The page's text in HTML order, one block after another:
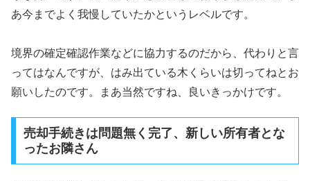
あ今までよく我慢していたかというレベルです。
境界の確定確認作業などに協力するのだから、代わりと言
ってはなんですが、はみ出ている木くらいは切ってねとお
願いしたのです。まあ当然ですね、良いきっかけです。
売却手続きは問題無く完了、新しい所有者とな
ったお隣さん